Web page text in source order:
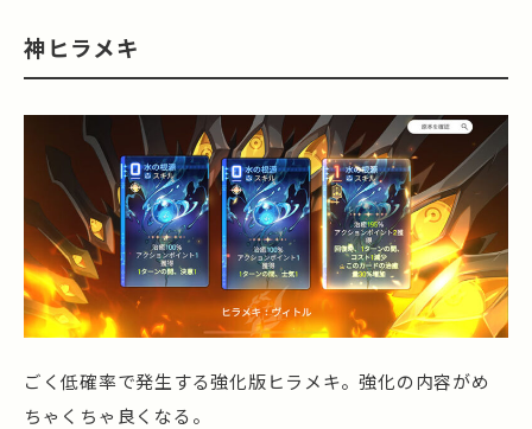
神ヒラメキ
ごく低確率で発生する強化版ヒラメキ。強化の内容がめ
ちゃくちゃ良くなる。